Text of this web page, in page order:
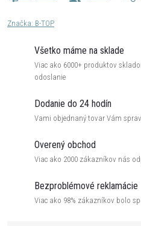
Značka: B-TOP
Všetko máme na sklade
Viac ako 6000+ produktov
odoslanie
Dodanie do 24 hodín
Vami objednaný tovar Vám
Overený obchod
Viac ako 2000 zákazníkov nás
Bezproblémové reklamácie
Viac ako 98% zákazníkov bolo